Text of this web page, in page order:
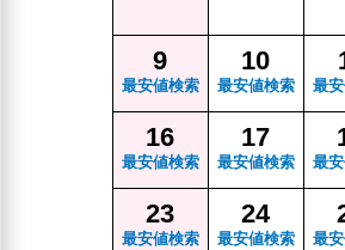
9
最安値検索
10
最安値検索 最
16
最安値検索
17
最安値検索 最
23
最安値検索
24
最安値検索 最